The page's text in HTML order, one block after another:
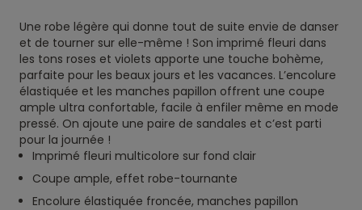
Une robe légère qui donne tout de suite envie de danser
et de tourner sur elle-même ! Son imprimé fleuri dans
les tons roses et violets apporte une touche bohème,
parfaite pour les beaux jours et les vacances. L’encolure
élastiquée et les manches papillon offrent une coupe
ample ultra confortable, facile à enfiler même en mode
pressé. On ajoute une paire de sandales et c’est parti
pour la journée !
Imprimé fleuri multicolore sur fond clair
Coupe ample, effet robe-tournante
Encolure élastiquée froncée, manches papillon